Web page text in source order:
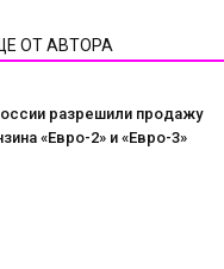
ОТ АВТОРА
разрешили продажу
«Евро-2» и «Евро-3»